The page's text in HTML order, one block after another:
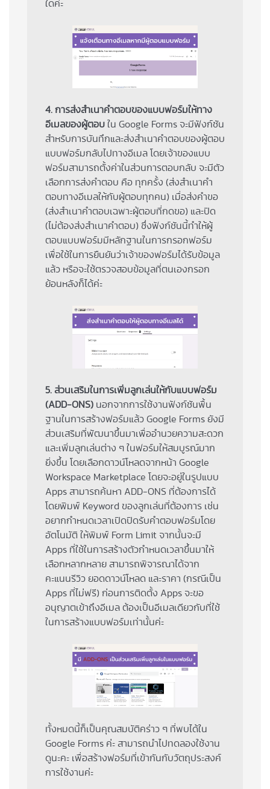
ใดค่ะ
4. การส่งสำเนาคำตอบของแบบฟอร์มให้ทาง
อีเมลของผู้ตอบ ใน Google Forms จะมีฟังก์ชัน
สำหรับการบันทึกและส่งสำเนาคำตอบของผู้ตอบ
แบบฟอร์มกลับไปทางอีเมล โดยเจ้าของแบบ
ฟอร์มสามารถตั้งค่าในส่วนการตอบกลับ จะมีตัว
เลือกการส่งคำตอบ คือ ทุกครั้ง (ส่งสำเนาคำ
ตอบทางอีเมลให้กับผู้ตอบทุกคน) เมื่อส่งคำขอ
(ส่งสำเนาคำตอบเฉพาะผู้ตอบที่กดขอ) และปิด
(ไม่ต้องส่งสำเนาคำตอบ) ซึ่งฟังก์ชันนี้ทำให้ผู้
ตอบแบบฟอร์มมีหลักฐานในการกรอกฟอร์ม
เพื่อใช้ในการยืนยันว่าเจ้าของฟอร์มได้รับข้อมูล
แล้ว หรือจะใช้ตรวจสอบข้อมูลที่ตนเองกรอก
ย้อนหลังก็ได้ค่ะ
5. ส่วนเสริมในการเพิ่มลูกเล่นให้กับแบบฟอร์ม
(ADD-ONS) นอกจากการใช้งานฟังก์ชันพื้น
ฐานในการสร้างฟอร์มแล้ว Google Forms ยังมี
ส่วนเสริมที่พัฒนาขึ้นมาเพื่ออำนวยความสะดวก
และเพิ่มลูกเล่นต่าง ๆ ในฟอร์มให้สมบูรณ์มาก
ยิ่งขึ้น โดยเลือกดาวน์โหลดจากหน้า Google
Workspace Marketplace โดยจะอยู่ในรูปแบบ
Apps สามารถค้นหา ADD-ONS ที่ต้องการได้
โดยพิมพ์ Keyword ของลูกเล่นที่ต้องการ เช่น
อยากกำหนดเวลาเปิดปิดรับคำตอบฟอร์มโดย
อัตโนมัติ ให้พิมพ์ Form Limit จากนั้นจะมี
Apps ที่ใช้ในการสร้างตัวกำหนดเวลาขึ้นมาให้
เลือกหลากหลาย สามารถพิจารณาได้จาก
คะแนนรีวิว ยอดดาวน์โหลด และราคา (กรณีเป็น
Apps ที่ไม่ฟรี) ก่อนการติดตั้ง Apps จะขอ
อนุญาตเข้าถึงอีเมล ต้องเป็นอีเมลเดียวกับที่ใช้
ในการสร้างแบบฟอร์มเท่านั้นค่ะ
ทั้งหมดนี้ก็เป็นคุณสมบัติคร่าว ๆ ที่พบได้ใน
Google Forms ค่ะ สามารถนำไปทดลองใช้งาน
ดูนะคะ เพื่อสร้างฟอร์มที่เข้ากันกับวัตถุประสงค์
การใช้งานค่ะ